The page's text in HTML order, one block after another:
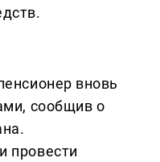
вновь
сообщив о
провести